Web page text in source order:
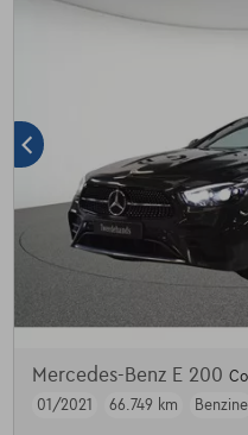
Mercedes-Benz E 200
01/2021
66.749 km Benzine